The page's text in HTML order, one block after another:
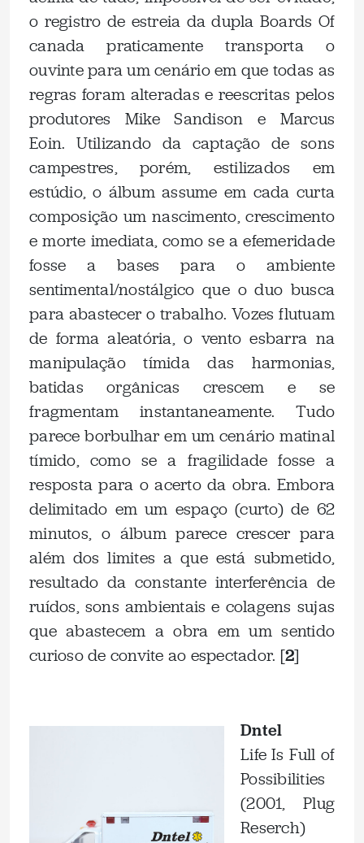
o registro de estreia da dupla Boards Of
canada praticamente transporta o
ouvinte para um cenário em que todas as
regras foram alteradas e reescritas pelos
produtores Mike Sandison e Marcus
Eoin. Utilizando da captação de sons
campestres, porém, estilizados em
estúdio, o álbum assume em cada curta
composição um nascimento, crescimento
e morte imediata, como se a efemeridade
fosse a bases para o ambiente
sentimental/nostálgico que o duo busca
para abastecer o trabalho. Vozes flutuam
de forma aleatória, o vento esbarra na
manipulação tímida das harmonias,
batidas orgânicas crescem e se
fragmentam instantaneamente. Tudo
parece borbulhar em um cenário matinal
tímido, como se a fragilidade fosse a
resposta para o acerto da obra. Embora
delimitado em um espaço (curto) de 62
minutos, o álbum parece crescer para
além dos limites a que está submetido,
resultado da constante interferência de
ruídos, sons ambientais e colagens sujas
que abastecem a obra em um sentido
curioso de convite ao espectador. [2]
Dntel
Life Is Full of
Possibilities
(2001, Plug
Reserch)